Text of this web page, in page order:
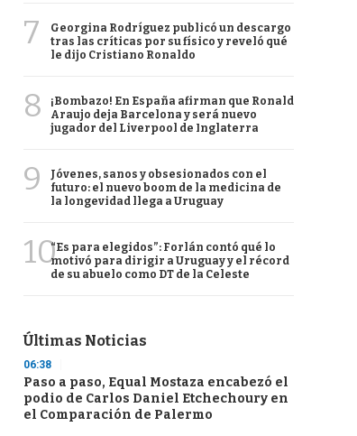
7
Georgina Rodríguez publicó un descargo
tras las críticas por su físico y reveló qué
le dijo Cristiano Ronaldo
8
¡Bombazo! En España afirman que Ronald
Araujo deja Barcelona y será nuevo
jugador del Liverpool de Inglaterra
9
Jóvenes, sanos y obsesionados con el
futuro: el nuevo boom de la medicina de
la longevidad llega a Uruguay
10“Es para elegidos”: Forlán contó qué lo
motivó para dirigir a Uruguay y el récord
de su abuelo como DT de la Celeste
Últimas Noticias
06:38
Paso a paso, Equal Mostaza encabezó el
podio de Carlos Daniel Etchechoury en
el Comparación de Palermo